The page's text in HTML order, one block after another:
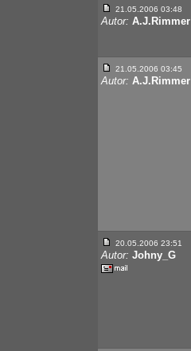
21.05.2006 03:48
Autor: A.J.Rimmer
21.05.2006 03:45
Autor: A.J.Rimmer
20.05.2006 23:51
Autor: Johny_G